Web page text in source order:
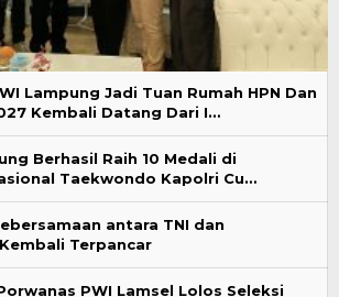
Lampung Jadi Tuan Rumah HPN Dan
Kembali Datang Dari I…
Berhasil Raih 10 Medali di
Taekwondo Kapolri Cu…
antara TNI dan
Terpancar
PWI Lamsel Lolos Seleksi